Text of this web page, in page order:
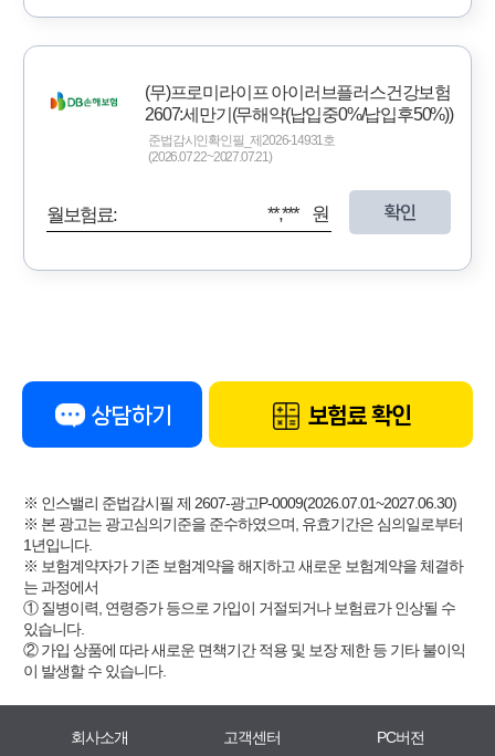
(무)프로미라이프 아이러브플러스건강보험
2607:세만기(무해약(납입중0%/납입후50%))
준법감시인확인필_제2026-14931호
(2026.07.22~2027.07.21)
월보험료: **,*** 원 확인
상담하기 보험료 확인
※ 인스밸리 준법감시필 제 2607-광고P-0009(2026.07.01~2027.06.30)
※ 본 광고는 광고심의기준을 준수하였으며, 유효기간은 심의일로부터
1년입니다.
※ 보험계약자가 기존 보험계약을 해지하고 새로운 보험계약을 체결하
는 과정에서
① 질병이력, 연령증가 등으로 가입이 거절되거나 보험료가 인상될 수
있습니다.
② 가입 상품에 따라 새로운 면책기간 적용 및 보장 제한 등 기타 불이익
이 발생할 수 있습니다.
회사소개 고객센터 PC버전